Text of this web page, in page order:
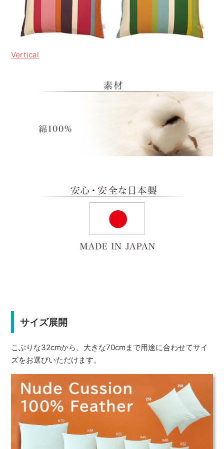
Vertical
サイズ展開
こぶりな32cmから、大きな70cmまで用途に合わせてサイ
ズをお選びいただけます。